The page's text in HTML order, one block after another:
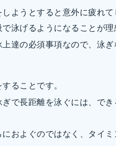
ようとすると意外に疲れ
泳げるようになることが理
達の必須事項なので、泳
ることです。
で長距離を泳ぐには、でき
およぐのではなく、タイ